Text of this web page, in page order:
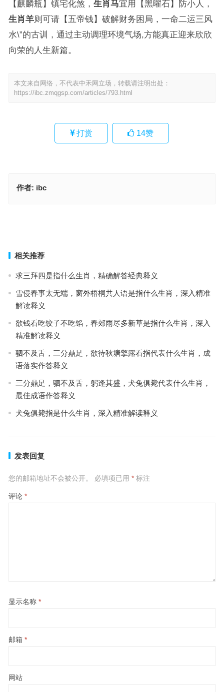
【麒麟瓶】镇宅化煞， 生肖马宜用【黑曜石】防小人，
生肖羊则可请【五帝钱】破解财务困局，一命二运三风
水\”的古训，通过主动调理环境气场,方能真正迎来欣欣
向荣的人生新篇。
本文来自网络，不代表中禾网立场，转载请注明出处：
https://ibc.zmqgsp.com/articles/793.html
打赏 14赞
作者: ibc
相关推荐
求三拜四是指什么生肖，精确解答经典释义
雪侵春事太无端，窗外梧桐共人语是指什么生肖，深入精准
解读释义
欲钱看吃饺子不吃馅，春郊雨尽多新草是指什么生肖，深入
精准解读释义
驷不及舌，三分鼎足，欲待秋塘擎露看指代表什么生肖，成
语落实作答释义
三分鼎足，驷不及舌，躬逢其盛，犬兔俱毙代表什么生肖，
最佳成语作答释义
犬兔俱毙指是什么生肖，深入精准解读释义
发表回复
您的邮箱地址不会被公开。 必填项已用 *标注
评论 *
显示名称 *
邮箱 *
网站